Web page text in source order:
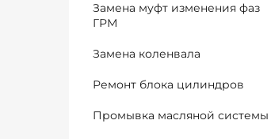
Замена муфт изменения фаз
ГРМ
Замена коленвала
Ремонт блока цилиндров
Промывка масляной системы